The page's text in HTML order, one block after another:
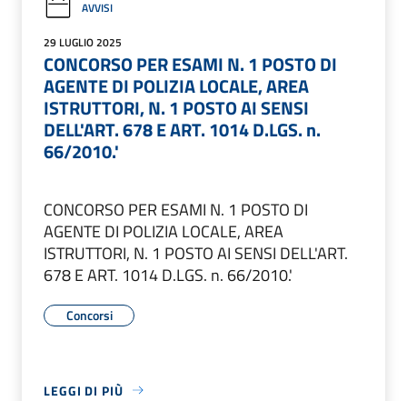
AVVISI
29 LUGLIO 2025
CONCORSO PER ESAMI N. 1 POSTO DI
AGENTE DI POLIZIA LOCALE, AREA
ISTRUTTORI, N. 1 POSTO AI SENSI
DELL'ART. 678 E ART. 1014 D.LGS. n.
66/2010.'
CONCORSO PER ESAMI N. 1 POSTO DI
AGENTE DI POLIZIA LOCALE, AREA
ISTRUTTORI, N. 1 POSTO AI SENSI DELL'ART.
678 E ART. 1014 D.LGS. n. 66/2010.'
Concorsi
LEGGI DI PIÙ